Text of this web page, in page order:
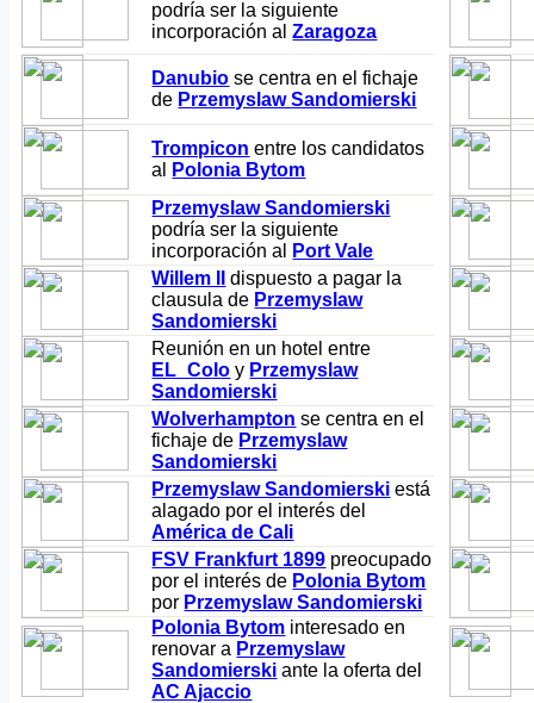
podría ser la siguiente
incorporación alZaragoza
Danubio se centra en el fichaje
de Przemyslaw Sandomierski
Trompicon entre los candidatos
al
Polonia Bytom
Przemyslaw Sandomierski
podría ser la siguiente
incorporación al
Port Vale
Willem II
dispuesto a pagar la
clausula de Przemyslaw
Sandomierski
Reunión en un hotel entre
EL_Colo y Przemyslaw
Sandomierski
Wolverhampton se centra en el
fichaje de Przemyslaw
Sandomierski
Przemyslaw Sandomierski está
alagado por el interés del
América de Cali
FSV Frankfurt 1899 preocupado
por el interés de Polonia Bytom
por Przemyslaw Sandomierski
Polonia Bytom interesado en
renovar a Przemyslaw
Sandomierski ante la oferta del
AC Ajaccio